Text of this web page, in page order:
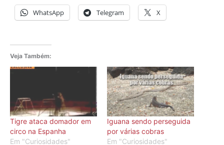
WhatsApp Telegram X
Veja Também:
Tigre ataca domador em
circo na Espanha
Em "Curiosidades"
Iguana sendo perseguida
por várias cobras
Em "Curiosidades"